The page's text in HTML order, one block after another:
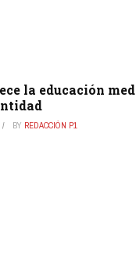
la educación
BY REDACCIÓN P1